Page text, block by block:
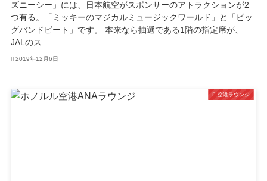
ズニーシー」には、日本航空がスポンサーのアトラクションが2
つ有る。「ミッキーのマジカルミュージックワールド」と「ビッ
グバンドビート」です。 本来なら抽選である1階の指定席が、
JALのス...
2019年12月6日
空港ラウンジ